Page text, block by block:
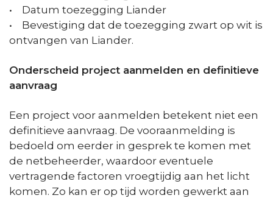
• Datum toezegging Liander
• Bevestiging dat de toezegging zwart op wit is
ontvangen van Liander.
Onderscheid project aanmelden en definitieve
aanvraag
Een project voor aanmelden betekent niet een
definitieve aanvraag. De vooraanmelding is
bedoeld om eerder in gesprek te komen met
de netbeheerder, waardoor eventuele
vertragende factoren vroegtijdig aan het licht
komen. Zo kan er op tijd worden gewerkt aan